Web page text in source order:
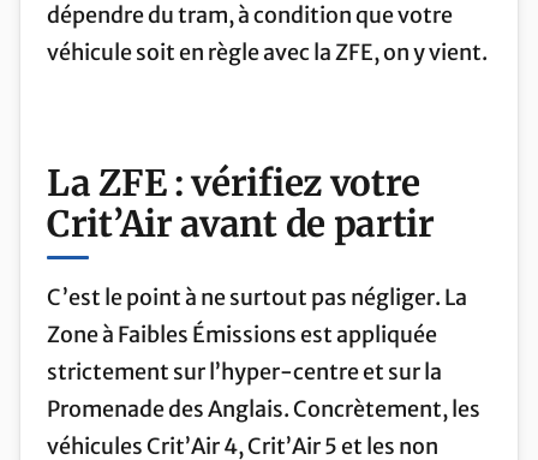
dépendre du tram, à condition que votre
véhicule soit en règle avec la ZFE, on y vient.
La ZFE : vérifiez votre
Crit’Air avant de partir
C’est le point à ne surtout pas négliger. La
Zone à Faibles Émissions est appliquée
strictement sur l’hyper-centre et sur la
Promenade des Anglais. Concrètement, les
véhicules Crit’Air 4, Crit’Air 5 et les non